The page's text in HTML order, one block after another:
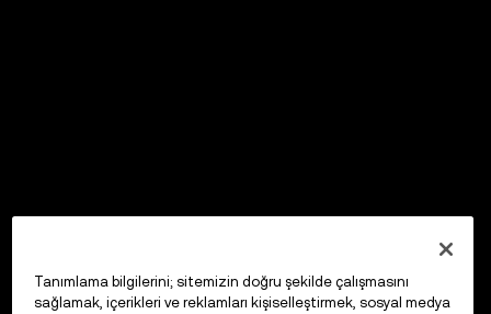
Tanımlama bilgilerini; sitemizin doğru şekilde çalışmasını
sağlamak, içerikleri ve reklamları kişiselleştirmek, sosyal medya